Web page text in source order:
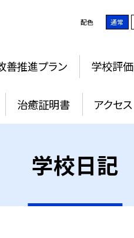
配色 通常
善推進プラン 学校評価
治癒証明書 アクセス
学校日記